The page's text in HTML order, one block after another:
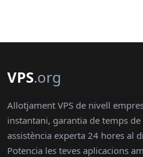
VPS.org
Allotjament VPS de nivell
instantani, garantia de temps
assistència experta 24 hores al
Potencia les teves aplicacions